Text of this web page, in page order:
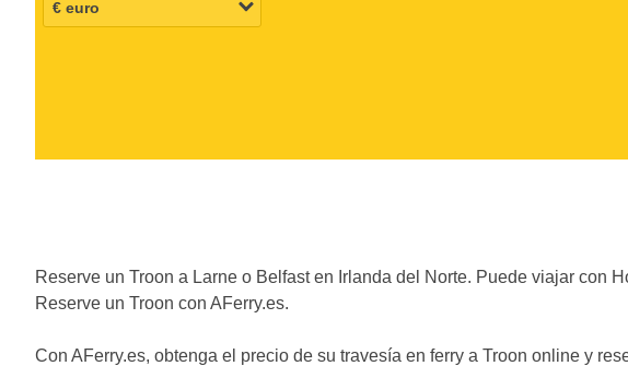
Reserve un Troon a Larne o Belfast en Irlanda del Norte. Puede viajar con
Reserve un Troon con AFerry.es.
Con AFerry.es, obtenga el precio de su travesía en ferry a Troon online y